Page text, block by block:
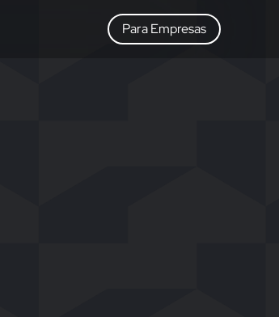
Para Empresas